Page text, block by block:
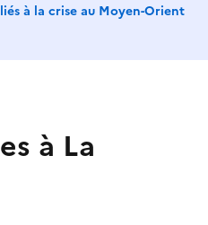
à la crise au Moyen-Orient
à La